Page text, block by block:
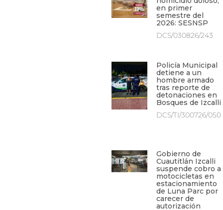
en primer
semestre del
2026: SESNSP
DCS/030826/243
Policía Municipal
detiene a un
hombre armado
tras reporte de
detonaciones en
Bosques de Izcalli
DCS/TI/300726/050
Gobierno de
Cuautitlán Izcalli
suspende cobro a
motocicletas en
estacionamiento
de Luna Parc por
carecer de
autorización